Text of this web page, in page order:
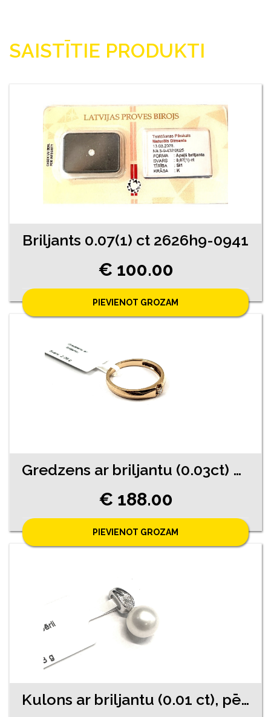
SAISTĪTIE PRODUKTI
Briljants 0.07(1) ct 2626h9-0941
€ 100.00
PIEVIENOT GROZAM
Gredzens ar briljantu (0.03ct) 9770-4541
€ 188.00
PIEVIENOT GROZAM
Kulons ar briljantu (0.01 ct), pērli 730-0763